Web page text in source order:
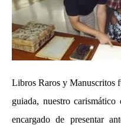
Libros Raros y Manuscritos
guiada, nuestro
encargado de presentar